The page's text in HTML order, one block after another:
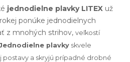
jednodielne plavky LITEX už
ponúke jednodielnych
z mnohých strihov, veľkostí
plavky skvele
postavy a skryjú prípadné drobné